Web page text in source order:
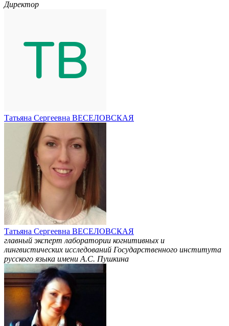
Директор
Татьяна Сергеевна ВЕСЕЛОВСКАЯ
Татьяна Сергеевна ВЕСЕЛОВСКАЯ
главный эксперт лаборатории когнитивных и
лингвистических исследований Государственного института
русского языка имени А.С. Пушкина